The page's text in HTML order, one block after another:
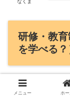
なくま
研修・教
を学べる？
Q. 定期研修
メニュー ホー